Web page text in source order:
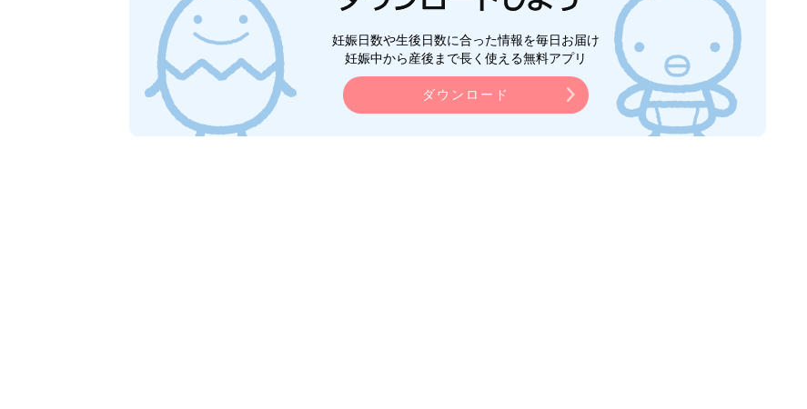
妊娠日数や生後日数に合った情報を毎日お届け
妊娠中から産後まで長く使える無料アプリ
ダウンロード